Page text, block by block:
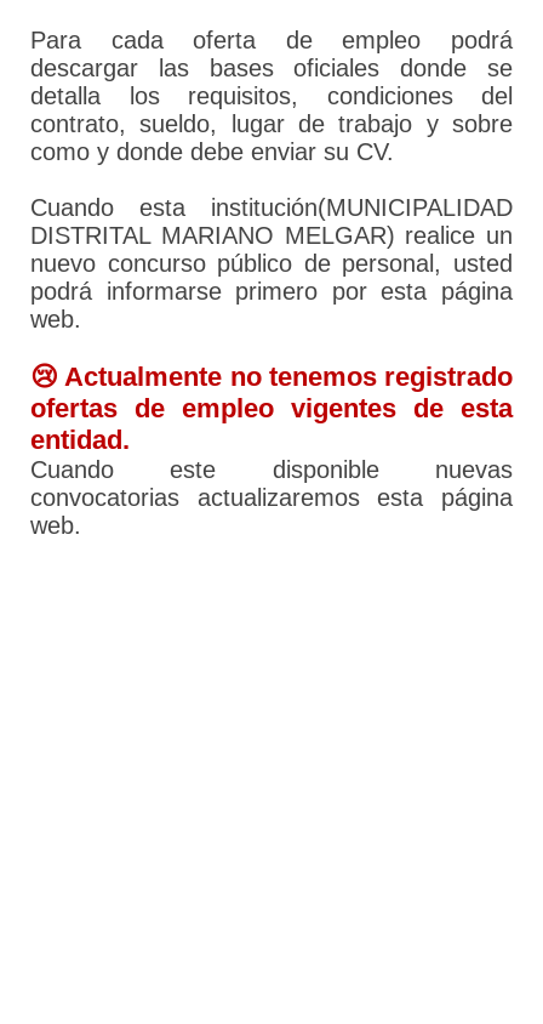
Para cada oferta de empleo podrá
descargar las bases oficiales donde se
detalla los requisitos, condiciones del
contrato, sueldo, lugar de trabajo y sobre
como y donde debe enviar su CV.
Cuando esta institución(MUNICIPALIDAD
DISTRITAL MARIANO MELGAR) realice un
nuevo concurso público de personal, usted
podrá informarse primero por esta página
web.
😢 Actualmente no tenemos registrado
ofertas de empleo vigentes de esta
entidad.
Cuando este disponible nuevas
convocatorias actualizaremos esta página
web.